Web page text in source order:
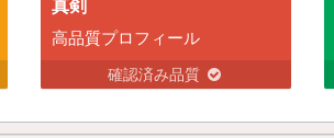
真剣
高品質プロフィール
確認済み品質